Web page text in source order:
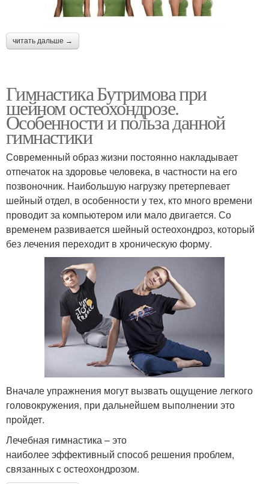
читать дальше →
Гимнастика Бутримова при
шейном остеохондрозе.
Особенности и польза данной
гимнастики
Современный образ жизни постоянно накладывает
отпечаток на здоровье человека, в частности на его
позвоночник. Наибольшую нагрузку претерпевает
шейный отдел, в особенности у тех, кто много времени
проводит за компьютером или мало двигается. Со
временем развивается шейный остеохондроз, который
без лечения переходит в хроническую форму.
Вначале упражнения могут вызвать ощущение легкого
головокружения, при дальнейшем выполнении это
пройдет.
Лечебная гимнастика – это
наиболее эффективный способ решения проблем,
связанных с остеохондрозом.